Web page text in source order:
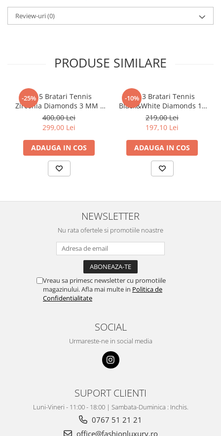
Review-uri(0)
PRODUSE SIMILARE
-25%
Set 5 Bratari Tennis
Zirconia Diamonds 3 MM /
19.5 CM
400,00 Lei
299,00 Lei
ADAUGA IN COS
-10%
Set 3 Bratari Tennis
Black&White Diamonds 19
CM
219,00 Lei
197,10 Lei
ADAUGA IN COS
NEWSLETTER
Nu rata ofertele si promotiile noastre
Vreau sa primesc newsletter cu promotiile
magazinului. Afla mai multe in Politica de
Confidentialitate
SOCIAL
Urmareste-ne in social media
SUPORT CLIENTI
Luni-Vineri - 11:00 - 18:00 | Sambata-Duminica : Inchis.
0767 51 21 21
office@fashionluxury.ro